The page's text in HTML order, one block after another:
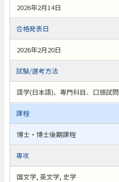
2026年2月14日
合格発表日
2026年2月20日
試験/選考方法
語学(日本語)、専門科目、口頭試問
課程
博士・博士後期課程
専攻
国文学, 英文学, 史学